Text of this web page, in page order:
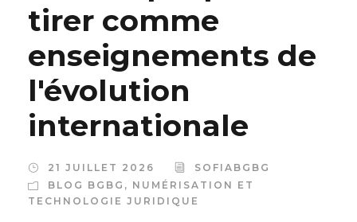
tirer comme
enseignements de
l'évolution
internationale
21 JUILLET 2026
SOFIABGBG
BLOG BGBG , NUMÉRISATION ET
TECHNOLOGIE JURIDIQUE